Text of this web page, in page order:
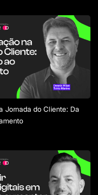
Jornada do Cliente: Da